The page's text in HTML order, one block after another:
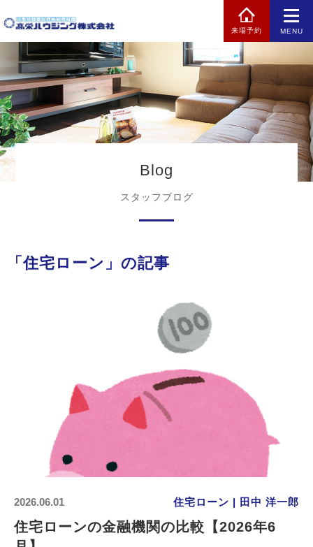
来場予約 MENU
Blog
スタッフブログ
「住宅ローン」の記事
2026.06.01 住宅ローン | 田中 洋一郎
住宅ローンの金融機関の比較【2026年6